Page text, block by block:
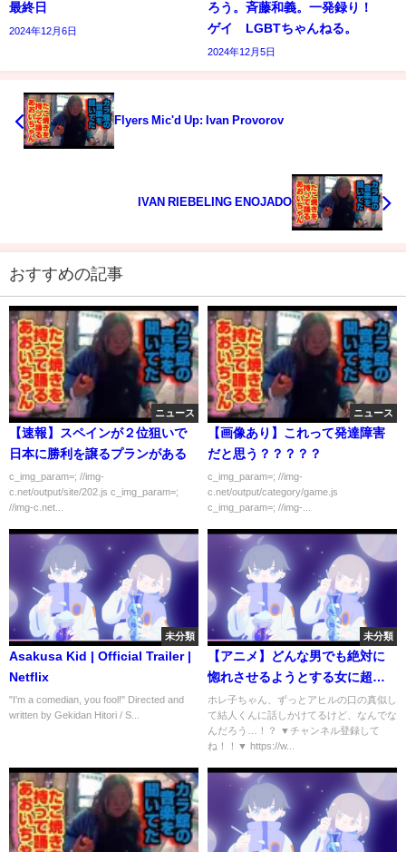
最終日
2024年12月6日
ろう。斉藤和義。一発録り！
ゲイ LGBTちゃんねる。
2024年12月5日
Flyers Mic'd Up: Ivan Provorov
IVAN RIEBELING ENOJADO
おすすめの記事
ニュース
【速報】スペインが２位狙いで
日本に勝利を譲るプランがある
c_img_param=; //img-
c.net/output/site/202.js c_img_param=;
//img-c.net...
ニュース
【画像あり】これって発達障害
だと思う？？？？？
c_img_param=; //img-
c.net/output/category/game.js
c_img_param=; //img-...
未分類
Asakusa Kid | Official Trailer |
Netflix
"I'm a comedian, you fool!" Directed and
written by Gekidan Hitori / S...
未分類
【アニメ】どんな男でも絶対に
惚れさせるようとする女に超天
然女が立ちはだかった結果…
【漫画/マンガ動画】
ホレ子ちゃん、ずっとアヒルの口の真似し
て結人くんに話しかけてるけど、なんでな
んだろう…！？ ▼チャンネル登録して
ね！！▼ https://w...